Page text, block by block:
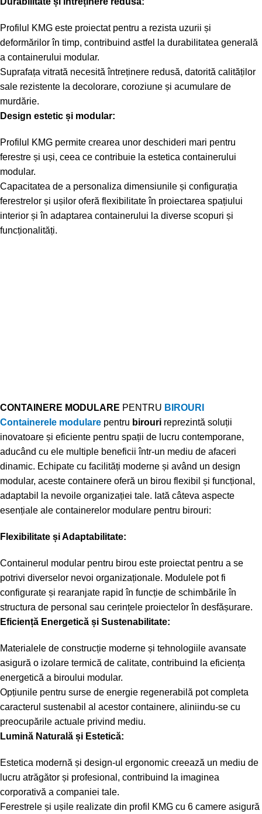
Profilul KMG este proiectat pentru a rezista uzurii și
deformărilor în timp, contribuind astfel la durabilitatea generală
a containerului modular.
Suprafața vitrată necesită întreținere redusă, datorită calităților
sale rezistente la decolorare, coroziune și acumulare de
murdărie.
Design estetic și modular:
Profilul KMG permite crearea unor deschideri mari pentru
ferestre și uși, ceea ce contribuie la estetica containerului
modular.
Capacitatea de a personaliza dimensiunile și configurația
ferestrelor și ușilor oferă flexibilitate în proiectarea spațiului
interior și în adaptarea containerului la diverse scopuri și
funcționalități.
CONTAINERE MODULARE PENTRU BIROURI
Containerele modulare pentru birouri reprezintă soluții
inovatoare și eficiente pentru spații de lucru contemporane,
aducând cu ele multiple beneficii într-un mediu de afaceri
dinamic. Echipate cu facilități moderne și având un design
modular, aceste containere oferă un birou flexibil și funcțional,
adaptabil la nevoile organizației tale. Iată câteva aspecte
esențiale ale containerelor modulare pentru birouri:
Flexibilitate și Adaptabilitate:
Containerul modular pentru birou este proiectat pentru a se
potrivi diverselor nevoi organizaționale. Modulele pot fi
configurate și rearanjate rapid în funcție de schimbările în
structura de personal sau cerințele proiectelor în desfășurare.
Eficiență Energetică și Sustenabilitate:
Materialele de construcție moderne și tehnologiile avansate
asigură o izolare termică de calitate, contribuind la eficiența
energetică a biroului modular.
Opțiunile pentru surse de energie regenerabilă pot completa
caracterul sustenabil al acestor containere, aliniindu-se cu
preocupările actuale privind mediu.
Lumină Naturală și Estetică:
Estetica modernă și design-ul ergonomic creează un mediu de
lucru atrăgător și profesional, contribuind la imaginea
corporativă a companiei tale.
Ferestrele și ușile realizate din profil KMG cu 6 camere asigură